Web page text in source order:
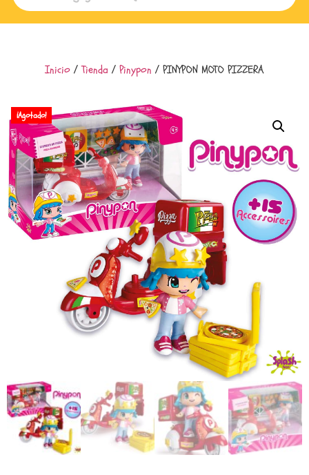
Inicio /Tienda / Pinypon / PINYPON MOTO PIZZERA
¡Agotado!